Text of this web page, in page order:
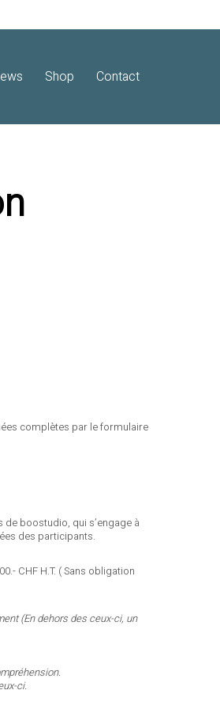
Shop Contact
complètes par le formulaire
boostudio, qui s’engage à
des participants.
CHF H.T. ( Sans obligation
(En dehors des ceux-ci, un
ci.